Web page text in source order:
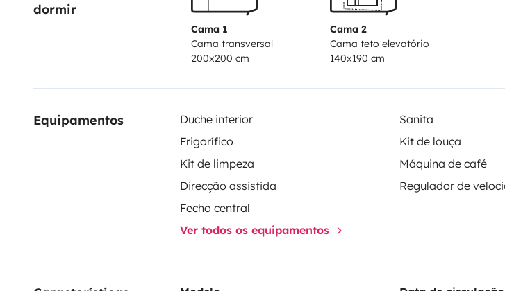
dormir
Cama 1
Cama transversal
200x200 cm
Cama 2
Cama teto elevatório
140x190 cm
Equipamentos Duche interior
Sanita
Frigorífico
Kit de louça
Kit de limpeza
Máquina de café
Direcção assistida
Fecho central
Ver todos os equipamentos